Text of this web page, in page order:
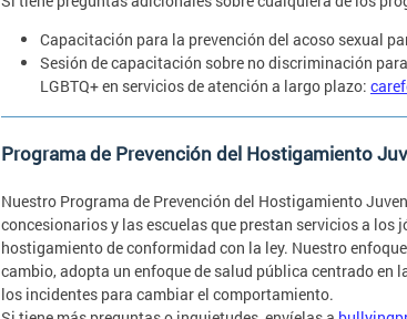
Capacitación para la prevención del acoso sexual
Sesión de capacitación sobre no discriminación
LGBTQ+ en servicios de atención a largo plazo:
Programa de Prevención del Hostigamiento
Nuestro Programa de Prevención del Hostigamiento
concesionarios y las escuelas que prestan servicios a
hostigamiento de conformidad con la ley. Nuestro
cambio, adopta un enfoque de salud pública centrado en
los incidentes para cambiar el comportamiento.